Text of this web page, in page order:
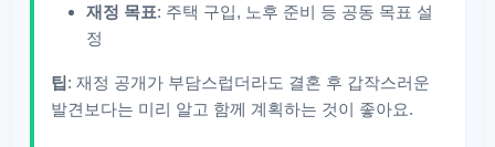
재정 목표: 주택 구입, 노후 준비 등 공동 목표 설
정
팁 : 재정 공개가 부담스럽더라도 결혼 후 갑작스러운
발견보다는 미리 알고 함께 계획하는 것이 좋아요.